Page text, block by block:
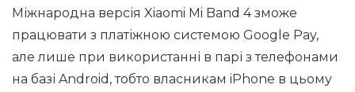
Міжнародна версія Xiaomi Mi Band 4 зможе
працювати з платіжною системою Google Pay,
але лише при використанні в парі з телефонами
на базі Android, тобто власникам iPhone в цьому